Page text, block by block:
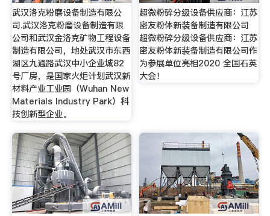
武汉洛克粉磨设备制造有限公
司.武汉洛克粉磨设备制造有限
公司和武汉金洛克矿物工程设备
制造有限公司，地处武汉市东西
湖区九通路武汉中小企业城82
号厂房，是国家火炬计划武汉新
材料产业工业园（Wuhan New
Materials Industry Park）科
技创新型企业。
超微粉碎分级设备供应商：江苏
密友粉体新装备制造有限公司
超微粉碎分级设备供应商：江苏
密友粉体新装备制造有限公司作
为参展单位亮相2020 全国石英
大会！